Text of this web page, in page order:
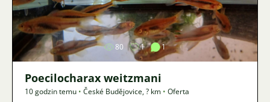
Zdjęcie
80 1 1
Poecilocharax weitzmani
10 godzin temu • České Budějovice,? km • Oferta